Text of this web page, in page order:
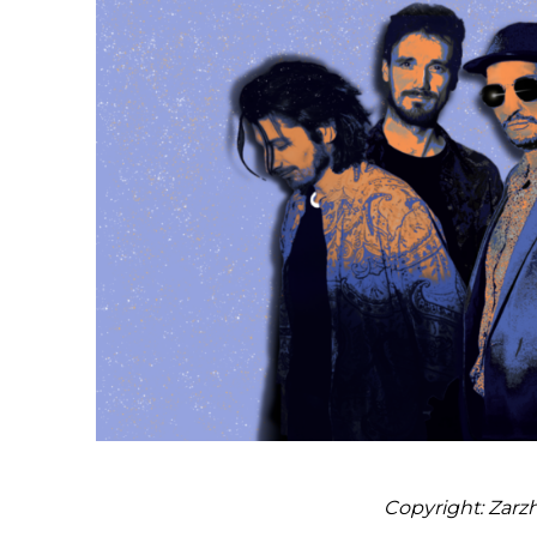
Copyright: